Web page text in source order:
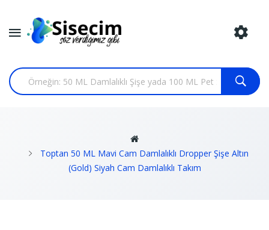
Toptan 50 ML Mavi Cam Damlalıklı Dropper Şişe Altın
(Gold) Siyah Cam Damlalıklı Takım